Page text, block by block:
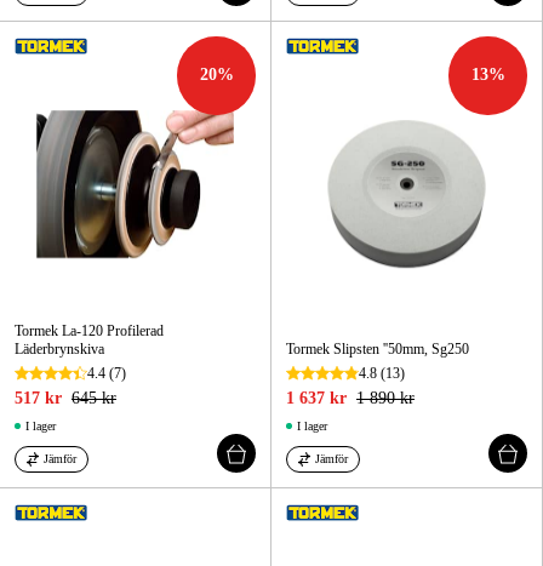
20%
Tormek La-120 Profilerad
Läderbrynskiva
4.4 (7)
517 kr 645 kr
I lager
Jämför
13%
Tormek Slipsten ''50mm, Sg250
4.8 (13)
1 637 kr 1 890 kr
I lager
Jämför